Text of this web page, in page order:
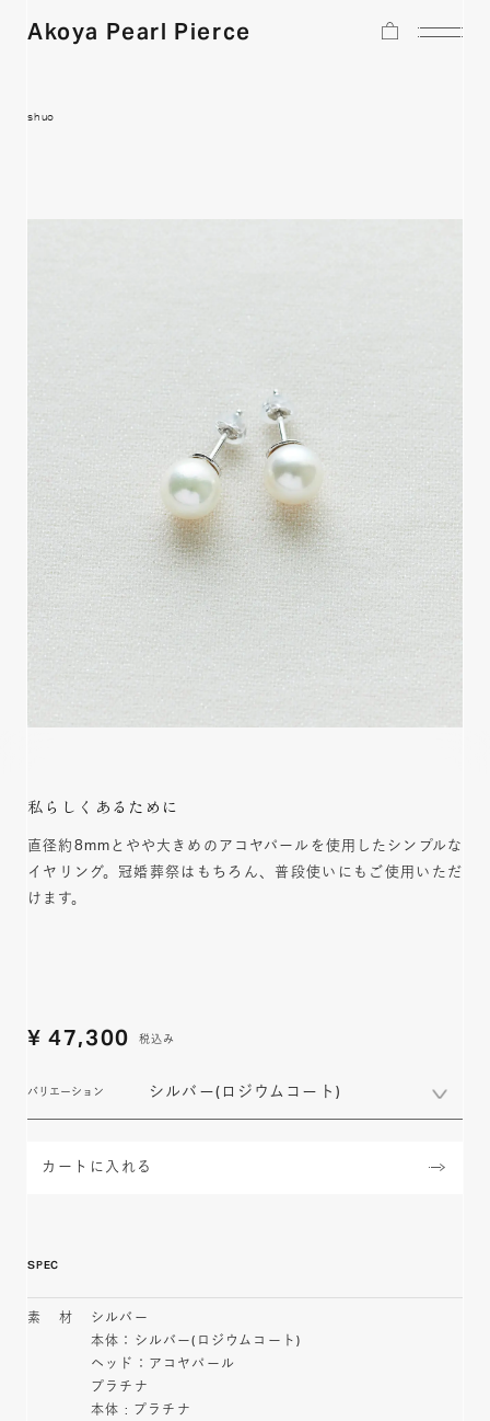
Akoya Pearl Pierce
shuo
私らしくあるために
直径約8mmとやや大きめのアコヤパールを使用したシンプルな
イヤリング。冠婚葬祭はもちろん、普段使いにもご使用いただ
けます。
¥ 47,300 税込み
バリエーション シルバー(ロジウムコート)
カートに入れる
SPEC
素材
シルバー
本体：シルバー(ロジウムコート)
ヘッド：アコヤパール
プラチナ
本体 : プラチナ